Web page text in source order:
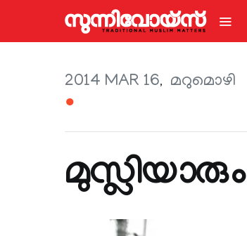
2014 MAR 16 മറുമൊഴി
●